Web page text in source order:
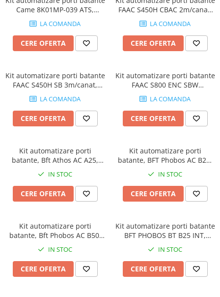
Accesorii Feronerie Culisante
Kit-uri Feronerie Telescopice
Bariere Auto / Sisteme Parcare
Brate Bariere Auto
Terminale Parcare
Accesorii Bariere Auto
Bolarzi antiterorism
Motoare Usi Garaj
Kit-uri Usi Garaj
Sine de Ghidaj
Accesorii
Fotocelule
Lampi Semnalizare
Module de Comanda
Receptoare
Telecomenzi
Control Acces & Pontaj
Came 8K01MP-039 ATS,
3m/canat, 400Kg, 24V dc
LA COMANDA
CERE OFERTA
FAAC S450H CBAC 2m/canat,
actuator hidraulic, 24V
LA COMANDA
CERE OFERTA
Kit automatizare porti batante
FAAC S450H SB 3m/canat,
actuator hidraulic, 24V
LA COMANDA
CERE OFERTA
Kit automatizare porti batante
FAAC S800 ENC SBW
4m/canat, 800Kg, actuator
ingropat, 230V AC
LA COMANDA
CERE OFERTA
Kit automatizare porti
batante, Bft Athos AC A25,
230V
IN STOC
CERE OFERTA
Kit automatizare porti
batante, BFT Phobos AC B25,
IN STOC
CERE OFERTA
Kit automatizare porti
batante, Bft Phobos AC B50,
IN STOC
CERE OFERTA
Kit automatizare porti batante
BFT PHOBOS BT B25 INT,
lampa LED, 2 telecomenzi
433MHz, 24V
IN STOC
CERE OFERTA